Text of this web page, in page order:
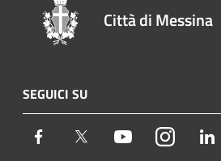
Città di Messina
SEGUICI SU
Facebook Twitter YoutubeInstagram